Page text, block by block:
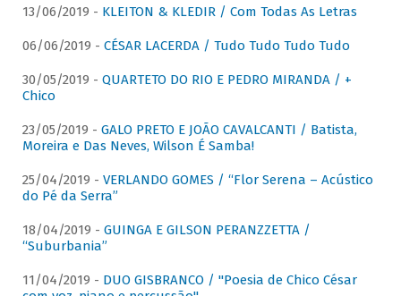
13/06/2019 - KLEITON & KLEDIR / Com Todas As Letras
06/06/2019 - CÉSAR LACERDA / Tudo Tudo Tudo Tudo
30/05/2019 - QUARTETO DO RIO E PEDRO MIRANDA / +
Chico
23/05/2019 - GALO PRETO E JOÃO CAVALCANTI / Batista,
Moreira e Das Neves, Wilson É Samba!
25/04/2019 - VERLANDO GOMES / “Flor Serena – Acústico
do Pé da Serra”
18/04/2019 - GUINGA E GILSON PERANZZETTA /
“Suburbania”
11/04/2019 - DUO GISBRANCO / "Poesia de Chico César